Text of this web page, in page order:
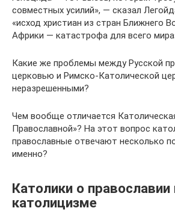
совместных усилий», — сказал
«исход христиан из стран Ближнего
Африки — катастрофа для всего
Какие же проблемы между Русской
церковью и Римско-Католической
неразрешенными?
Чем вообще отличается
Православной»? На этот вопрос
православные отвечают несколько
именно?
Католики о православии
католицизме